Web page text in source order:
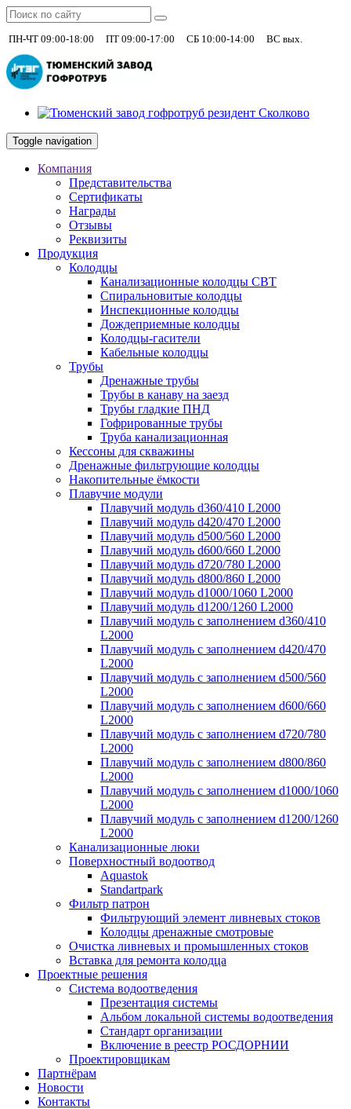
ПН-ЧТ 09:00-18:00 ПТ 09:00-17:00 СБ 10:00-14:00 ВС вых.
Toggle navigation
Компания
Представительства
Сертификаты
Награды
Отзывы
Реквизиты
Продукция
Колодцы
Канализационные колодцы СВТ
Спиральновитые колодцы
Инспекционные колодцы
Дождеприемные колодцы
Колодцы-гасители
Кабельные колодцы
Трубы
Дренажные трубы
Трубы в канаву на заезд
Трубы гладкие ПНД
Гофрированные трубы
Труба канализационная
Кессоны для скважины
Дренажные фильтрующие колодцы
Накопительные ёмкости
Плавучие модули
Плавучий модуль d360/410 L2000
Плавучий модуль d420/470 L2000
Плавучий модуль d500/560 L2000
Плавучий модуль d600/660 L2000
Плавучий модуль d720/780 L2000
Плавучий модуль d800/860 L2000
Плавучий модуль d1000/1060 L2000
Плавучий модуль d1200/1260 L2000
Плавучий модуль с заполнением d360/410
L2000
Плавучий модуль с заполнением d420/470
L2000
Плавучий модуль с заполнением d500/560
L2000
Плавучий модуль с заполнением d600/660
L2000
Плавучий модуль с заполнением d720/780
L2000
Плавучий модуль с заполнением d800/860
L2000
Плавучий модуль с заполнением d1000/1060
L2000
Плавучий модуль с заполнением d1200/1260
L2000
Канализационные люки
Поверхностный водоотвод
Aquastok
Standartpark
Фильтр патрон
Фильтрующий элемент ливневых стоков
Колодцы дренажные смотровые
Очистка ливневых и промышленных стоков
Вставка для ремонта колодца
Проектные решения
Система водоотведения
Презентация системы
Альбом локальной системы водоотведения
Стандарт организации
Включение в реестр РОСДОРНИИ
Проектировщикам
Партнёрам
Новости
Контакты